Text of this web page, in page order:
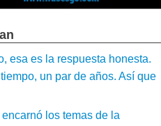
esa es la respuesta honesta.
un par de años. Así que
los temas de la